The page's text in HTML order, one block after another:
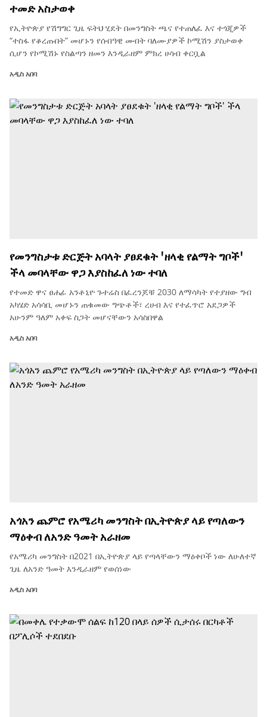
ተመድ አስታወቀ
የኢትዮጵያ የሽግግር ጊዜ ፍትህ ሂደት በመንግስት ጫና የተጠለፈ እና ተጎጂዎች
“ተስፋ የቆረጡበት” መሆኑን የሰብዓዊ መብት ባለሙያዎች ኮሚሽን ያስታወቀ
ሲሆን የኮሚሽኑ የስልጣን ዘመን እንዲራዘም ምክረ ሀሳብ ቀርቧል
አዲስ አበባ
የመንግስታቱ ድርጅት አባላት ያፀደቁት 'ዘላቂ የልማት ግቦች'
ችላ መባላቸው ዋጋ እያስከፈለ ነው ተባለ
የተመድ ዋና ፀሐፊ አንቶኒዮ ጉተሬስ በፈረንጆቹ 2030 ለማሳካት የተያዘው ግብ
አካሄድ አሳሳቢ መሆኑን ጠቁመው ግጭቶች፣ ረሀብ እና የተፈጥሮ አደጋዎች
አሁንም ዓለም አቀፍ ስጋት መሆናቸውን አሳስበዋል
አዲስ አበባ
አጎአን ጨምሮ የአሜሪካ መንግስት በኢትዮጵያ ላይ የጣለውን
ማዕቀብ ለአንድ ዓመት አራዘመ
የአሜሪካ መንግስት በ2021 በኢትዮጵያ ላይ የጣላቸውን ማዕቀቦች ነው ለሁለተኛ
ጊዜ ለአንድ ዓመት እንዲራዘም የወሰነው
አዲስ አበባ